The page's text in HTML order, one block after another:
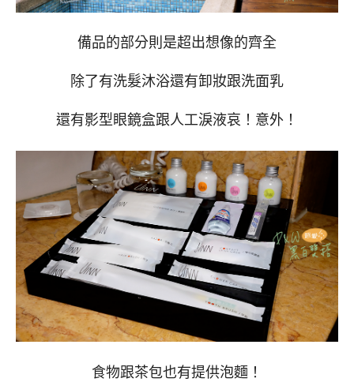
備品的部分則是超出想像的齊全
除了有洗髮沐浴還有卸妝跟洗面乳
還有影型眼鏡盒跟人工淚液哀！意外！
食物跟茶包也有提供泡麵！